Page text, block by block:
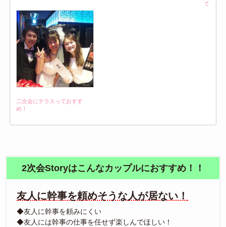
二次会にテラスっておすす
め！
て
2次会Storyはこんなカップルにおすすめ！！
友人に幹事を頼めそうな人が居ない！
◆友人に幹事を頼みにくい
◆友人には幹事の仕事を任せず楽しんでほしい！